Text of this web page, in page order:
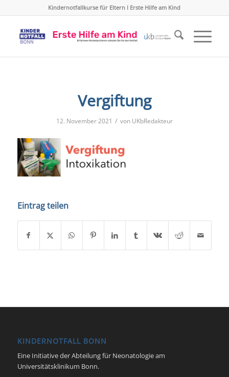
Kindernotfallkurse für Eltern I Erste Hilfe am Kind
Vergiftung
12. November 2021 / von UKbRedakteur
Eintrag teilen
KINDERNOTFALL BONN
Eine Initiative der Abteilung für Neonatologie am
Universitätsklinikum Bonn.